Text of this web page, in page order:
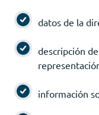
datos de la
descripción
información